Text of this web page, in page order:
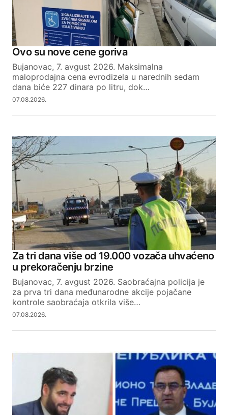
Ovo su nove cene goriva
Bujanovac, 7. avgust 2026. Maksimalna
maloprodajna cena evrodizela u narednih sedam
dana biće 227 dinara po litru, dok…
07.08.2026.
Za tri dana više od 19.000 vozača uhvaćeno
u prekoračenju brzine
Bujanovac, 7. avgust 2026. Saobraćajna policija je
za prva tri dana međunarodne akcije pojačane
kontrole saobraćaja otkrila više…
07.08.2026.